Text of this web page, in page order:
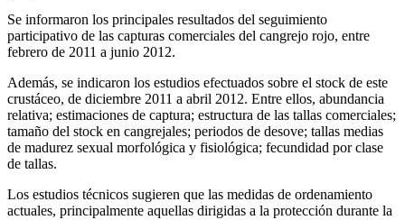
Se informaron los principales resultados del seguimiento
participativo de las capturas comerciales del cangrejo rojo, entre
febrero de 2011 a junio 2012.
Además, se indicaron los estudios efectuados sobre el stock de este
crustáceo, de diciembre 2011 a abril 2012. Entre ellos, abundancia
relativa; estimaciones de captura; estructura de las tallas comerciales;
tamaño del stock en cangrejales; periodos de desove; tallas medias
de madurez sexual morfológica y fisiológica; fecundidad por clase
de tallas.
Los estudios técnicos sugieren que las medidas de ordenamiento
actuales, principalmente aquellas dirigidas a la protección durante la